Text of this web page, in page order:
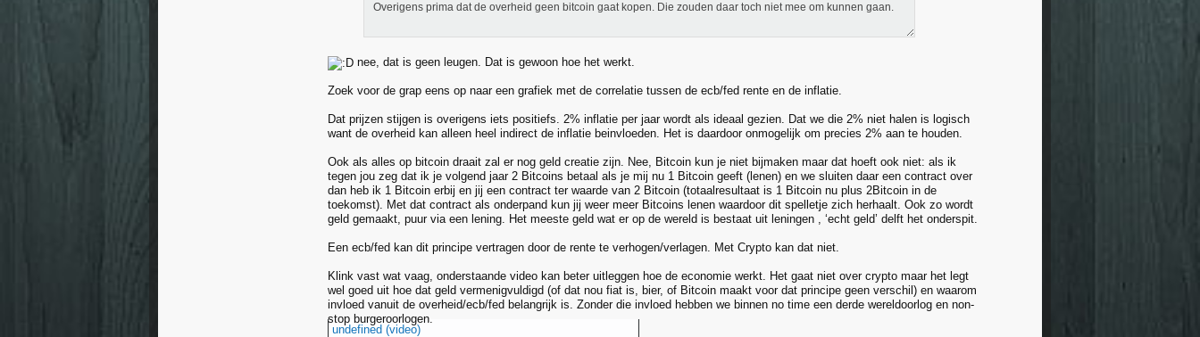
Overigens prima dat de overheid geen bitcoin gaat kopen. Die zouden daar toch niet mee om kunnen gaan.
nee, dat is geen leugen. Dat is gewoon hoe het werkt.
Zoek voor de grap eens op naar een grafiek met de correlatie tussen de ecb/fed rente en de inflatie.
Dat prijzen stijgen is overigens iets positiefs. 2% inflatie per jaar wordt als ideaal gezien. Dat we die 2% niet halen is logisch
want de overheid kan alleen heel indirect de inflatie beinvloeden. Het is daardoor onmogelijk om precies 2% aan te houden.
Ook als alles op bitcoin draait zal er nog geld creatie zijn. Nee, Bitcoin kun je niet bijmaken maar dat hoeft ook niet: als ik
tegen jou zeg dat ik je volgend jaar 2 Bitcoins betaal als je mij nu 1 Bitcoin geeft (lenen) en we sluiten daar een contract over
dan heb ik 1 Bitcoin erbij en jij een contract ter waarde van 2 Bitcoin (totaalresultaat is 1 Bitcoin nu plus 2Bitcoin in de
toekomst). Met dat contract als onderpand kun jij weer meer Bitcoins lenen waardoor dit spelletje zich herhaalt. Ook zo wordt
geld gemaakt, puur via een lening. Het meeste geld wat er op de wereld is bestaat uit leningen , ‘echt geld’ delft het onderspit.
Een ecb/fed kan dit principe vertragen door de rente te verhogen/verlagen. Met Crypto kan dat niet.
Klink vast wat vaag, onderstaande video kan beter uitleggen hoe de economie werkt. Het gaat niet over crypto maar het legt
wel goed uit hoe dat geld vermenigvuldigd (of dat nou fiat is, bier, of Bitcoin maakt voor dat principe geen verschil) en waarom
invloed vanuit de overheid/ecb/fed belangrijk is. Zonder die invloed hebben we binnen no time een derde wereldoorlog en non-
stop burgeroorlogen.
undefined (video)